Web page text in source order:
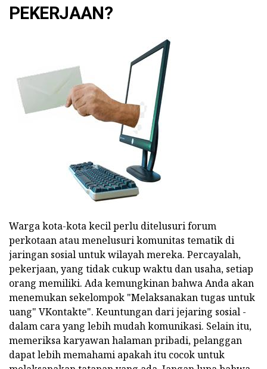
PEKERJAAN?
Warga kota-kota kecil perlu ditelusuri forum
perkotaan atau menelusuri komunitas tematik di
jaringan sosial untuk wilayah mereka. Percayalah,
pekerjaan, yang tidak cukup waktu dan usaha, setiap
orang memiliki. Ada kemungkinan bahwa Anda akan
menemukan sekelompok "Melaksanakan tugas untuk
uang" VKontakte". Keuntungan dari jejaring sosial -
dalam cara yang lebih mudah komunikasi. Selain itu,
memeriksa karyawan halaman pribadi, pelanggan
dapat lebih memahami apakah itu cocok untuk